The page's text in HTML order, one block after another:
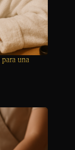
para una